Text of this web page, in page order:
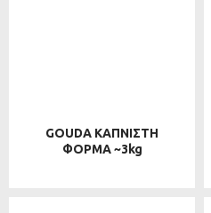
GOUDA ΚΑΠΝΙΣΤΗ
ΦΟΡΜΑ ~3kg